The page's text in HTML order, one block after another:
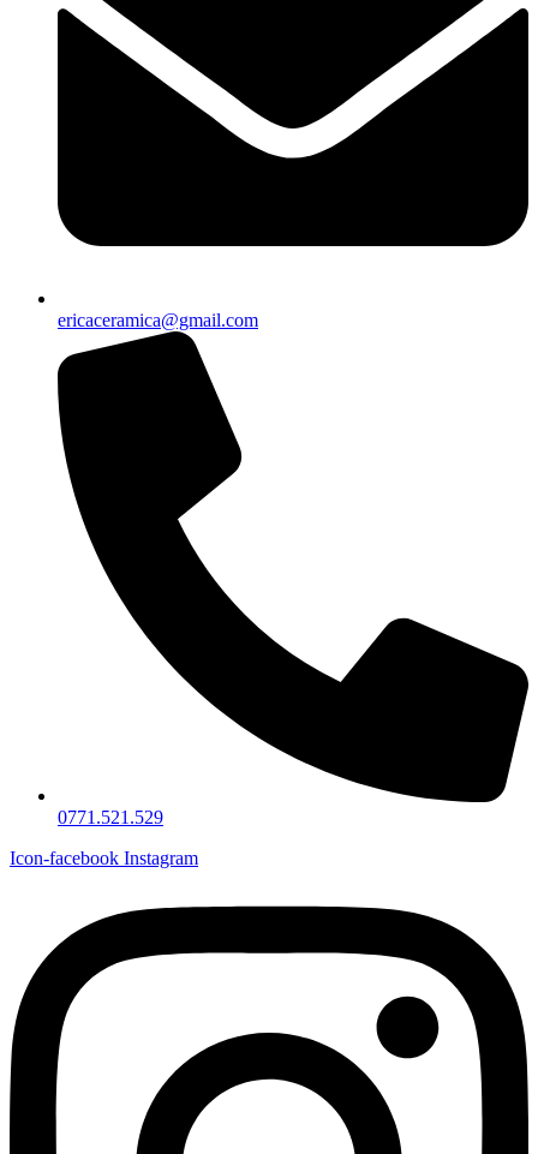
ericaceramica@gmail.com
0771.521.529
Icon-facebook Instagram